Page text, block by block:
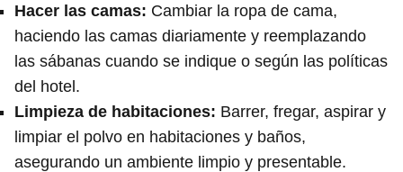
Hacer las camas: Cambiar la ropa de cama,
haciendo las camas diariamente y reemplazando
las sábanas cuando se indique o según las políticas
del hotel.
Limpieza de habitaciones: Barrer, fregar, aspirar y
limpiar el polvo en habitaciones y baños,
asegurando un ambiente limpio y presentable.